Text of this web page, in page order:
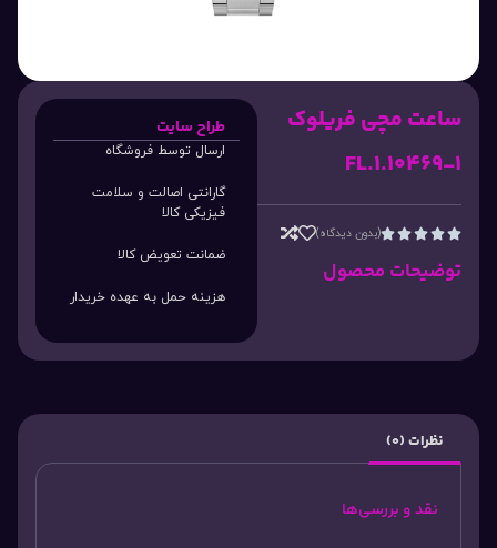
ساعت مچی فریلوک
FL.1.10469-1




(بدون دیدگاه)
توضیحات محصول
طراح سایت
ارسال توسط فروشگاه
گارانتی اصالت و سلامت
فیزیکی کالا
ضمانت تعویض کالا
هزینه حمل به عهده خریدار
نظرات (0)
نقد و بررسی‌ها